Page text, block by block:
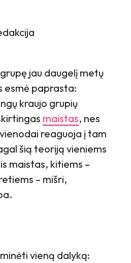
jau daugelį metų
esmė paprasta:
kraujo grupių
maistas, nes
reaguoja į tam
šią teoriją vieniems
maistas, kitiems –
– mišri,
vieną dalyką: